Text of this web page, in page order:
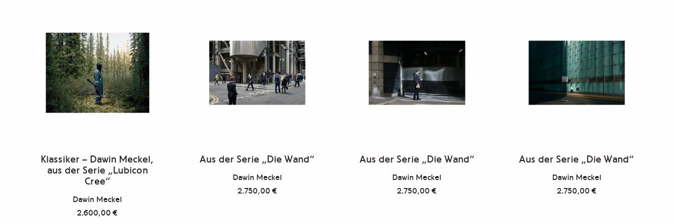
Klassiker – Dawin Meckel,
aus der Serie „Lubicon
Cree“
Dawin Meckel
2.600,00€
Aus der Serie „Die Wand“
Dawin Meckel
2.750,00€
Aus der Serie „Die Wand“
Dawin Meckel
2.750,00€
Aus der Serie „Die Wand“
Dawin Meckel
2.750,00€